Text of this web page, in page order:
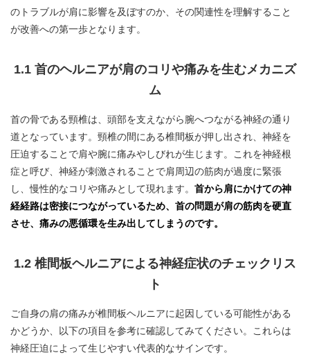
のトラブルが肩に影響を及ぼすのか、その関連性を理解すること
が改善への第一歩となります。
1.1 首のヘルニアが肩のコリや痛みを生むメカニズ
ム
首の骨である頸椎は、頭部を支えながら腕へつながる神経の通り
道となっています。頸椎の間にある椎間板が押し出され、神経を
圧迫することで肩や腕に痛みやしびれが生じます。これを神経根
症と呼び、神経が刺激されることで肩周辺の筋肉が過度に緊張
し、慢性的なコリや痛みとして現れます。 首から肩にかけての神
経経路は密接につながっているため、首の問題が肩の筋肉を硬直
させ、痛みの悪循環を生み出してしまうのです。
1.2 椎間板ヘルニアによる神経症状のチェックリス
ト
ご自身の肩の痛みが椎間板ヘルニアに起因している可能性がある
かどうか、以下の項目を参考に確認してみてください。これらは
神経圧迫によって生じやすい代表的なサインです。